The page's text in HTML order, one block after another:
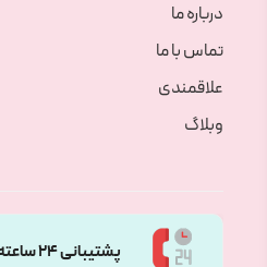
درباره ما
تماس با ما
علاقمندی
وبلاگ
پشتیبانی 24 ساعته